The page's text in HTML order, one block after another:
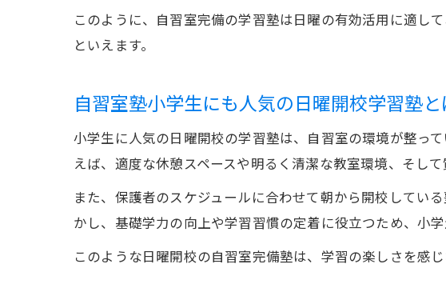
このように、自習室完備の学習塾は日曜の有効活用に適し
といえます。
自習室塾小学生にも人気の日曜開校学習塾と
小学生に人気の日曜開校の学習塾は、自習室の環境が整っ
えば、適度な休憩スペースや明るく清潔な教室環境、そし
また、保護者のスケジュールに合わせて朝から開校してい
かし、基礎学力の向上や学習習慣の定着に役立つため、小
このような日曜開校の自習室完備塾は、学習の楽しさを感